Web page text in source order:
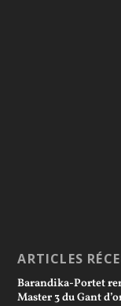
ARTICLES
Barandika-Portet
Master 3 du Gant